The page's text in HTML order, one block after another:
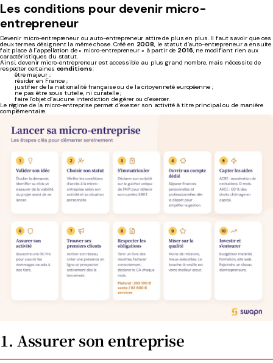
Les conditions pour devenir micro-
entrepreneur
Devenir micro-entrepreneur ou auto-entrepreneur attire de plus en plus. Il faut savoir que ces
deux termes désignent la même chose. Créé en 2008, le statut d’auto-entrepreneur a ensuite
fait place à l’appellation de « micro-entrepreneur » à partir de 2016, ne modifiant rien aux
caractéristiques du statut.
Ainsi, devenir micro-entrepreneur est accessible au plus grand nombre, mais nécessite de
respecter certaines conditions:
être majeur ;
résider en France ;
justifier de la nationalité française ou de la citoyenneté européenne ;
ne pas être sous tutelle, ni curatelle ;
faire l’objet d’aucune interdiction de gérer ou d’exercer.
Le régime de la micro-entreprise permet d’exercer son activité à titre principal ou de manière
complémentaire.
1. Assurer son entreprise